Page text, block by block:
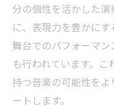
分の個性を活かした演
に、表現力を豊かにす
舞台でのパフォーマ
も行われています。
持つ音楽の可能性を
ートします。